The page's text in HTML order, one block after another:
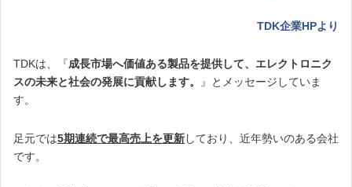
TDK企業HPより
TDKは、『成長市場へ価値ある製品を提供して、エレクトロニク
スの未来と社会の発展に貢献します。
』とメッセージしていま
す。
足元では5期連続で最高売上を更新しており、近年勢いのある会社
です。